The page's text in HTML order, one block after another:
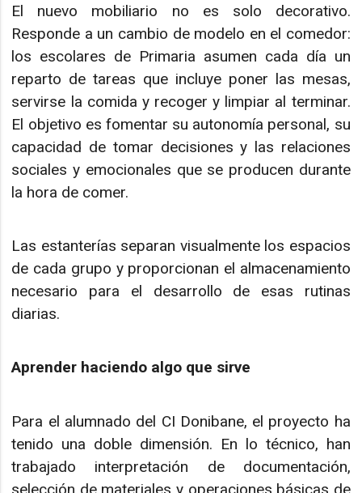
El nuevo mobiliario no es solo decorativo.
Responde a un cambio de modelo en el comedor:
los escolares de Primaria asumen cada día un
reparto de tareas que incluye poner las mesas,
servirse la comida y recoger y limpiar al terminar.
El objetivo es fomentar su autonomía personal, su
capacidad de tomar decisiones y las relaciones
sociales y emocionales que se producen durante
la hora de comer.
Las estanterías separan visualmente los espacios
de cada grupo y proporcionan el almacenamiento
necesario para el desarrollo de esas rutinas
diarias.
Aprender haciendo algo que sirve
Para el alumnado del CI Donibane, el proyecto ha
tenido una doble dimensión. En lo técnico, han
trabajado interpretación de documentación,
selección de materiales y operaciones básicas de